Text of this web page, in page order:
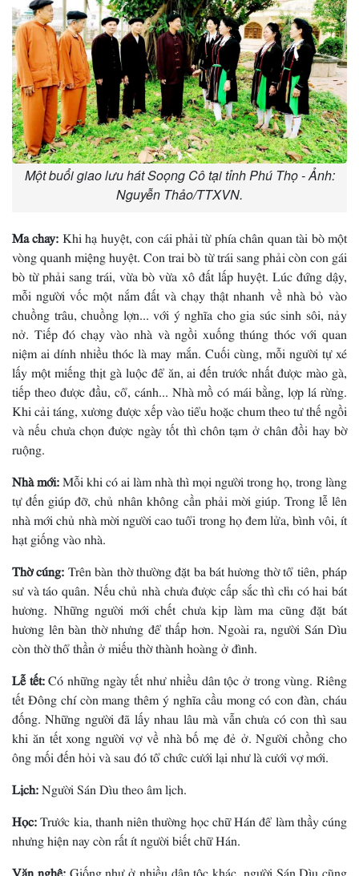
Một buổi giao lưu hát Soọng Cô tại tỉnh Phú Thọ - Ảnh:
Nguyễn Thảo/TTXVN.
Ma chay:Khi hạ huyệt, con cái phải từ phía chân quan tài bò một
vòng quanh miệng huyệt. Con trai bò từ trái sang phải còn con gái
bò từ phải sang trái, vừa bò vừa xô đất lấp huyệt. Lúc đứng dậy,
mỗi người vốc một nắm đất và chạy thật nhanh về nhà bỏ vào
chuồng trâu, chuồng lợn... với ý nghĩa cho gia súc sinh sôi, nảy
nở. Tiếp đó chạy vào nhà và ngồi xuống thúng thóc với quan
niệm ai dính nhiều thóc là may mắn. Cuối cùng, mỗi người tự xé
lấy một miếng thịt gà luộc để ăn, ai đến trước nhất được mào gà,
tiếp theo được đầu, cổ, cánh... Nhà mồ có mái bằng, lợp lá rừng.
Khi cải táng, xương được xếp vào tiểu hoặc chum theo tư thế ngồi
và nếu chưa chọn được ngày tốt thì chôn tạm ở chân đồi hay bờ
ruộng.
Nhà mới:Mỗi khi có ai làm nhà thì mọi người trong họ, trong làng
tự đến giúp đỡ, chủ nhân không cần phải mời giúp. Trong lễ lên
nhà mới chủ nhà mời người cao tuổi trong họ đem lửa, bình vôi, ít
hạt giống vào nhà.
Thờ cúng:Trên bàn thờ thường đặt ba bát hương thờ tổ tiên, pháp
sư và táo quân. Nếu chủ nhà chưa được cấp sắc thì chỉ có hai bát
hương. Những người mới chết chưa kịp làm ma cũng đặt bát
hương lên bàn thờ nhưng để thấp hơn. Ngoài ra, người Sán Dìu
còn thờ thổ thần ở miếu thờ thành hoàng ở đình.
Lễ tết:Có những ngày tết như nhiều dân tộc ở trong vùng. Riêng
tết Ðông chí còn mang thêm ý nghĩa cầu mong có con đàn, cháu
đống. Những người đã lấy nhau lâu mà vẫn chưa có con thì sau
khi ăn tết xong người vợ về nhà bố mẹ đẻ ở. Người chồng cho
ông mối đến hỏi và sau đó tổ chức cưới lại như là cưới vợ mới.
Lịch:Người Sán Dìu theo âm lịch.
Học:Trước kia, thanh niên thường học chữ Hán để làm thầy cúng
nhưng hiện nay còn rất ít người biết chữ Hán.
Văn nghệ:Giống như ở nhiều dân tộc khác, người Sán Dìu cũng